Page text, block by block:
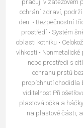
pracují v zátěžovém
ochrání zdraví,
den. • Bezpečnostní
prostředí • Systém
oblasti kotníku •
vlhkosti •
nebo prostředí s
ochranu prstů
propíchnutí chodidla
viditelnost Při
plastová očka a
na plastové části,